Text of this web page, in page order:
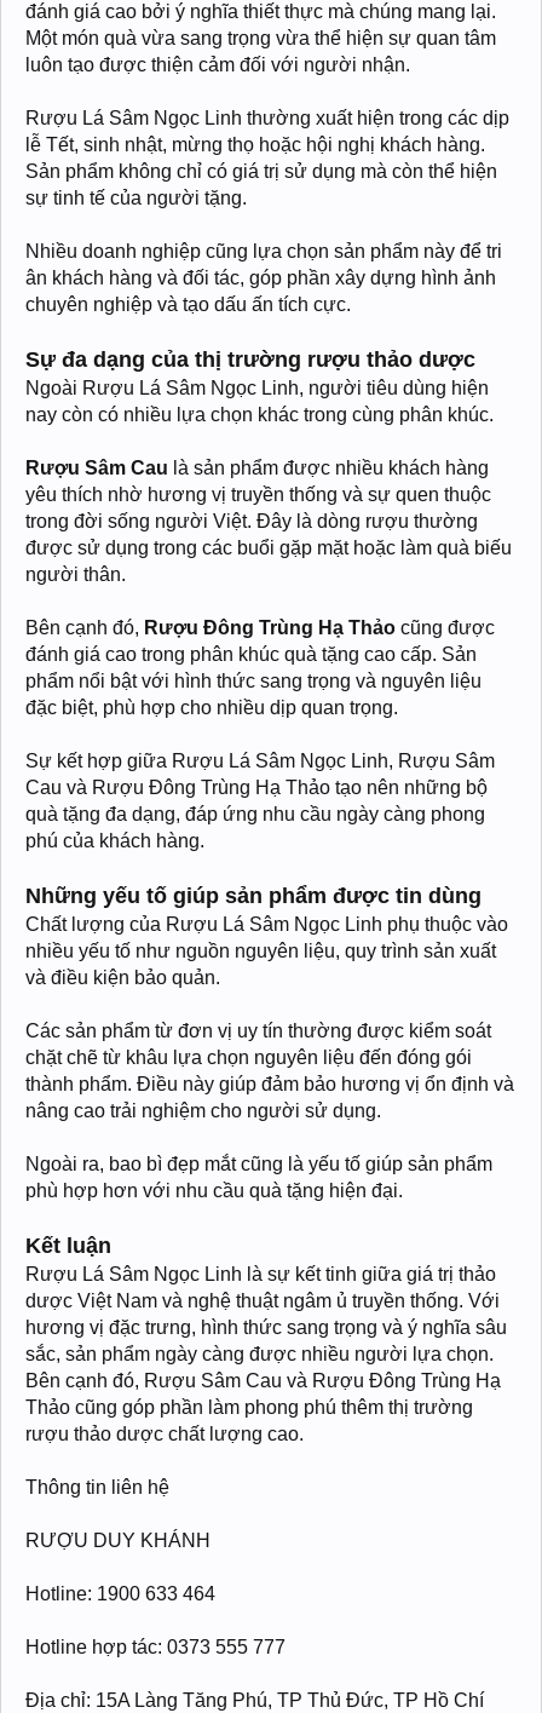
đánh giá cao bởi ý nghĩa thiết thực mà chúng mang lại.
Một món quà vừa sang trọng vừa thể hiện sự quan tâm
luôn tạo được thiện cảm đối với người nhận.
Rượu Lá Sâm Ngọc Linh thường xuất hiện trong các dịp
lễ Tết, sinh nhật, mừng thọ hoặc hội nghị khách hàng.
Sản phẩm không chỉ có giá trị sử dụng mà còn thể hiện
sự tinh tế của người tặng.
Nhiều doanh nghiệp cũng lựa chọn sản phẩm này để tri
ân khách hàng và đối tác, góp phần xây dựng hình ảnh
chuyên nghiệp và tạo dấu ấn tích cực.
Sự đa dạng của thị trường rượu thảo dược
Ngoài Rượu Lá Sâm Ngọc Linh, người tiêu dùng hiện
nay còn có nhiều lựa chọn khác trong cùng phân khúc.
Rượu Sâm Cau là sản phẩm được nhiều khách hàng
yêu thích nhờ hương vị truyền thống và sự quen thuộc
trong đời sống người Việt. Đây là dòng rượu thường
được sử dụng trong các buổi gặp mặt hoặc làm quà biếu
người thân.
Bên cạnh đó, Rượu Đông Trùng Hạ Thảo cũng được
đánh giá cao trong phân khúc quà tặng cao cấp. Sản
phẩm nổi bật với hình thức sang trọng và nguyên liệu
đặc biệt, phù hợp cho nhiều dịp quan trọng.
Sự kết hợp giữa Rượu Lá Sâm Ngọc Linh, Rượu Sâm
Cau và Rượu Đông Trùng Hạ Thảo tạo nên những bộ
quà tặng đa dạng, đáp ứng nhu cầu ngày càng phong
phú của khách hàng.
Những yếu tố giúp sản phẩm được tin dùng
Chất lượng của Rượu Lá Sâm Ngọc Linh phụ thuộc vào
nhiều yếu tố như nguồn nguyên liệu, quy trình sản xuất
và điều kiện bảo quản.
Các sản phẩm từ đơn vị uy tín thường được kiểm soát
chặt chẽ từ khâu lựa chọn nguyên liệu đến đóng gói
thành phẩm. Điều này giúp đảm bảo hương vị ổn định và
nâng cao trải nghiệm cho người sử dụng.
Ngoài ra, bao bì đẹp mắt cũng là yếu tố giúp sản phẩm
phù hợp hơn với nhu cầu quà tặng hiện đại.
Kết luận
Rượu Lá Sâm Ngọc Linh là sự kết tinh giữa giá trị thảo
dược Việt Nam và nghệ thuật ngâm ủ truyền thống. Với
hương vị đặc trưng, hình thức sang trọng và ý nghĩa sâu
sắc, sản phẩm ngày càng được nhiều người lựa chọn.
Bên cạnh đó, Rượu Sâm Cau và Rượu Đông Trùng Hạ
Thảo cũng góp phần làm phong phú thêm thị trường
rượu thảo dược chất lượng cao.
Thông tin liên hệ
RƯỢU DUY KHÁNH
Hotline: 1900 633 464
Hotline hợp tác: 0373 555 777
Địa chỉ: 15A Làng Tăng Phú, TP Thủ Đức, TP Hồ Chí